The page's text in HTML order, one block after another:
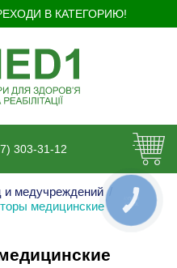
В КАТЕГОРИЮ!
303-31-12
и медучреждений /
медицинские
КНОПКА
ЗВ'ЯЗКУ